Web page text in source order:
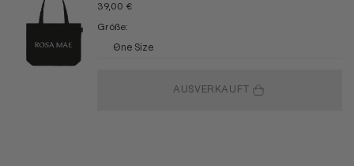
ANGEBOT
39,00 €
Größe:
One Size
AUSVERKAUFT